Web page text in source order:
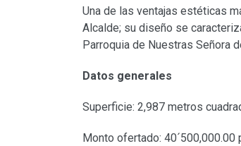
Una de las ventajas estéticas
Alcalde; su diseño se
Parroquia de Nuestras Señora
Datos generales
Superficie: 2,987 metros
Monto ofertado: 40´500,000.00